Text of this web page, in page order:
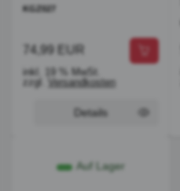
KGZ027
74,99 EUR
inkl. 19 % MwSt.
zzgl.
Versandkosten
Details
Auf Lager